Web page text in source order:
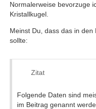
Normalerweise bevorzuge
Kristallkugel.
Meinst Du, dass das in
sollte:
Zitat
Folgende Daten sind
im Beitrag genannt